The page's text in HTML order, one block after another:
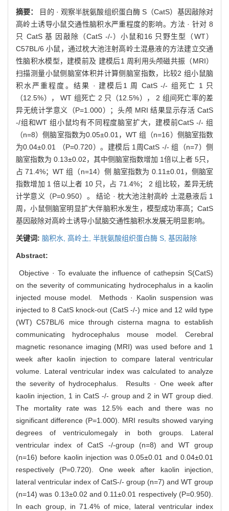
摘要：
目的 · 观察半胱氨酸组织蛋白酶 S（CatS）基因敲除对
高岭土诱导小鼠交通性脑积水严重程度的影响。方法 · 针对 8
只 CatS 基 因敲除（CatS -/-）小鼠和16 只野生型（WT）
C57BL/6 小鼠，通过枕大池注射高岭土混悬液的方法建立交通
性脑积水模型，建模前及 建模后1 周利用头颅磁共振（MRI）
扫描测量小鼠侧脑室体积并计算侧脑室指数，比较2 组小鼠脑
积水严重程度。结果 · 建模后1 周 CatS -/- 组死亡 1 只
（12.5%）， WT 组死亡 2 只（12.5%）， 2 组间死亡率的差
异无统计学意义（P=1.000）；头颅 MRI 结果显示存活 CatS
-/组和WT 组小鼠均有不同程度脑室扩大，建模前CatS -/- 组
（n=8）侧脑室指数为0.05±0.01，WT 组（n=16）侧脑室指数
为0.04±0.01 （P=0.720）。建模后 1周CatS -/- 组（n=7）侧
脑室指数为 0.13±0.02，其中侧脑室指数增加 1倍以上者 5只，
占 71.4%；WT 组（n=14）侧 脑室指数为 0.11±0.01，侧脑室
指数增加 1 倍以上者 10 只，占 71.4%； 2 组比较，差异无统
计学意义（P=0.950）。 结论 · 枕大池注射高岭 土混悬液后 1
周，小鼠侧脑室明显扩大伴脑积水发生，模型成功率高；CatS
基因敲除对高岭土诱导小鼠脑交通性脑积水发展无明显影响。
关键词: 脑积水, 高岭土, 半胱氨酸组织蛋白酶 S, 基因敲除
Abstract:
Objective · To evaluate the influence of cathepsin S(CatS)
on the severity of communicating hydrocephalus in a kaolin
injected mouse model. Methods · Kaolin suspension was
injected to 8 CatS knock-out (CatS -/-) mice and 12 wild type
(WT) C57BL/6 mice through cisterna magna to establish
communicating hydrocephalus mouse model. Cerebral
magnetic resonance imaging (MRI) was used before and 1
week after kaolin injection to compare lateral ventricular
volume. Lateral ventricular index was calculated to analyze
the severity of hydrocephalus. Results · One week after
kaolin injection, 1 in CatS -/- group and 2 in WT group died.
The mortality rate was 12.5% each and there was no
significant difference (P=1.000). MRI results showed varying
degrees of ventriculomegaly in both groups. Lateral
ventricular index of CatS -/-group (n=8) and WT group
(n=16) before kaolin injection was 0.05±0.01 and 0.04±0.01
respectively (P=0.720). One week after kaolin injection,
lateral ventricular index of CatS-/- group (n=7) and WT group
(n=14) was 0.13±0.02 and 0.11±0.01 respectively (P=0.950).
In each group, in 71.4% of mice, lateral ventricular index